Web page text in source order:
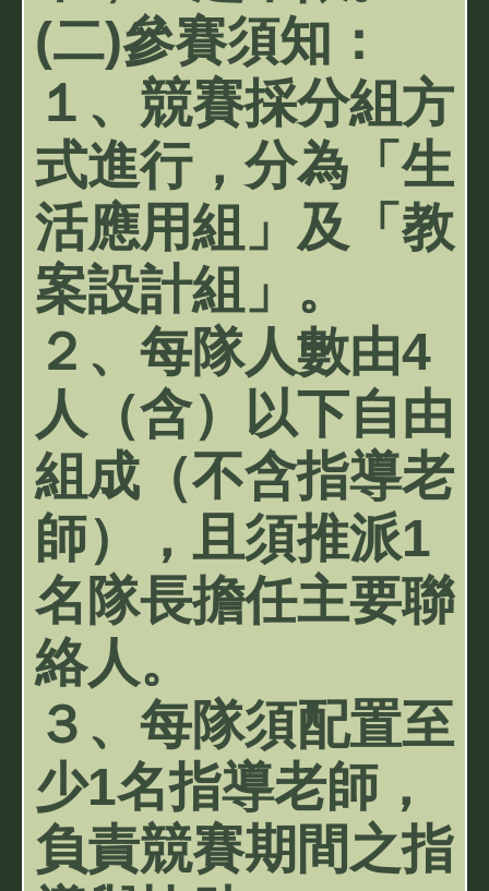
(二)參賽須知：
１、競賽採分組方
式進行，分為「生
活應用組」及「教
案設計組」。
２、每隊人數由4
人（含）以下自由
組成（不含指導老
師），且須推派1
名隊長擔任主要聯
絡人。
３、每隊須配置至
少1名指導老師，
負責競賽期間之指